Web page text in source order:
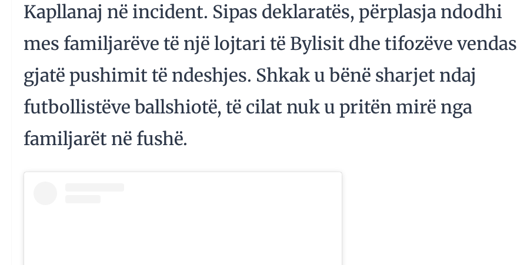
Kapllanaj në incident. Sipas deklaratës, përplasja ndodhi
mes familjarëve të një lojtari të Bylisit dhe tifozëve vendas
gjatë pushimit të ndeshjes. Shkak u bënë sharjet ndaj
futbollistëve ballshiotë, të cilat nuk u pritën mirë nga
familjarët në fushë.